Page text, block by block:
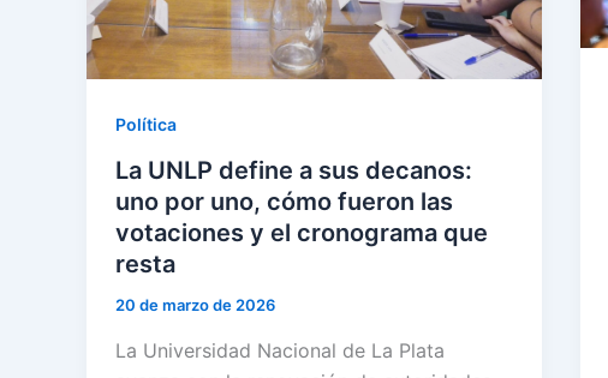
Política
La UNLP define a sus decanos:
uno por uno, cómo fueron las
votaciones y el cronograma que
resta
20 de marzo de 2026
La Universidad Nacional de La Plata